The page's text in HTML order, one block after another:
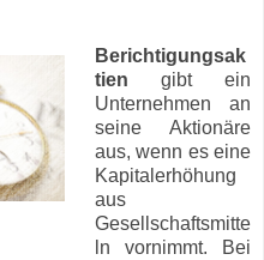
Berichtigungsak
tien gibt ein
Unternehmen an
seine Aktionäre
aus, wenn es eine
Kapitalerhöhung
aus
Gesellschaftsmitte
ln vornimmt. Bei